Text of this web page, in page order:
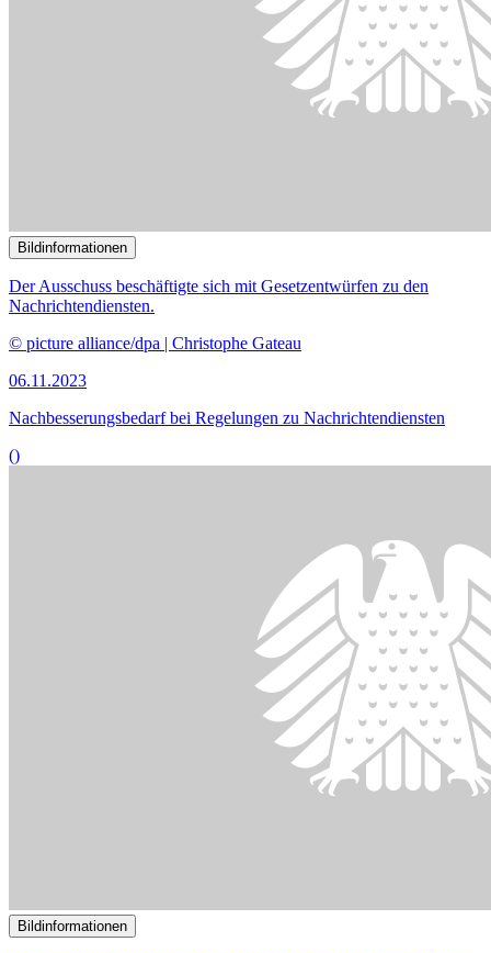
Bildinformationen
Der Ausschuss beschäftigte sich mit Gesetzentwürfen zu den
Nachrichtendiensten.
© picture alliance/dpa | Christophe Gateau
06.11.2023
Nachbesserungsbedarf bei Regelungen zu Nachrichtendiensten
()
Bildinformationen